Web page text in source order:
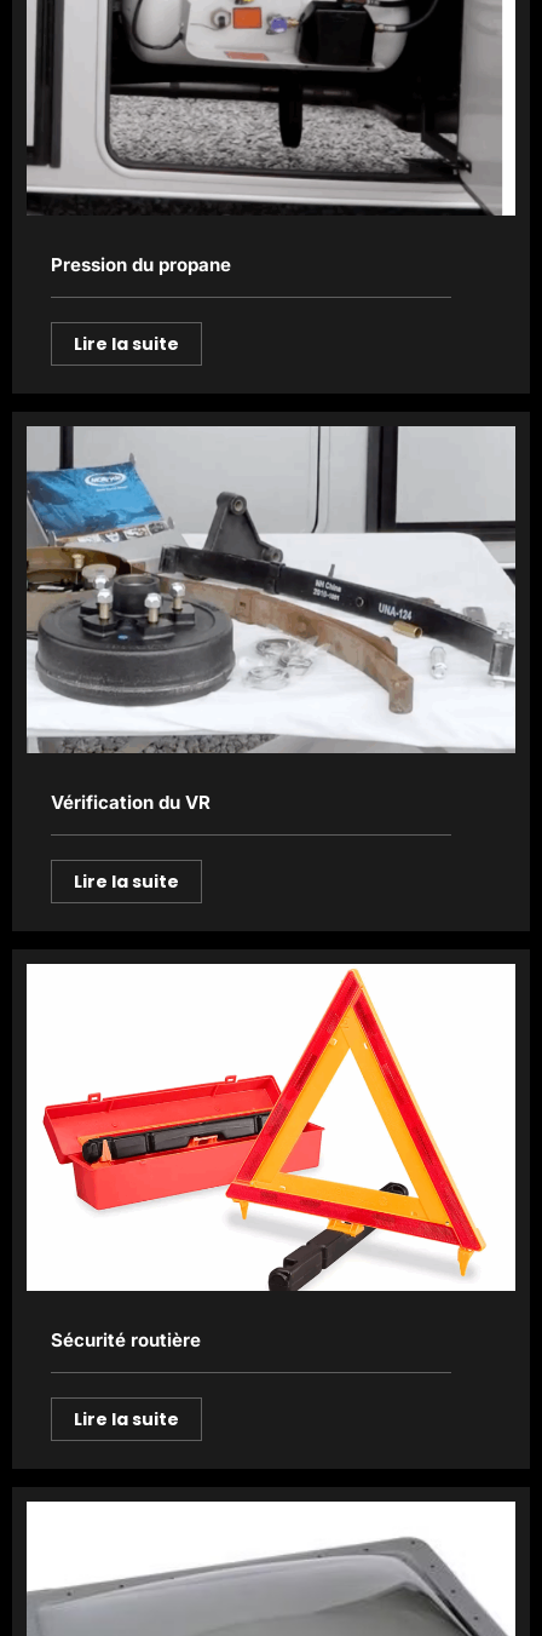
Pression du propane
Lire la suite
Vérification du VR
Lire la suite
Sécurité routière
Lire la suite